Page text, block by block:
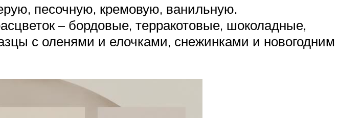
песочную, кремовую, ванильную.
– бордовые, терракотовые, шоколадные,
с оленями и елочками, снежинками и новогодним